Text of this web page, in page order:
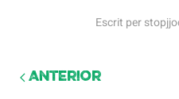
Escrit per
Anterior